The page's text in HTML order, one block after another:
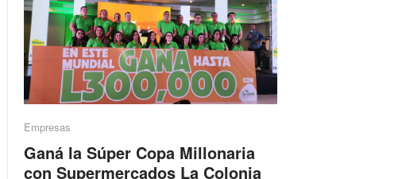
Empresas
Ganá la Súper Copa Millonaria
con Supermercados La Colonia